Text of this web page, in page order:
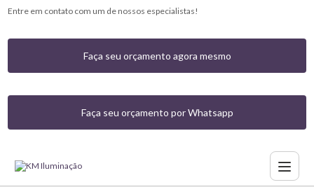
Entre em contato com um de nossos especialistas!
Faça seu orçamento agora mesmo
Faça seu orçamento por Whatsapp